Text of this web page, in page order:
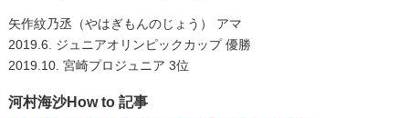
矢作紋乃丞（やはぎもんのじょう） アマ
2019.6. ジュニアオリンピックカップ 優勝
2019.10. 宮崎プロジュニア 3位
河村海沙How to 記事